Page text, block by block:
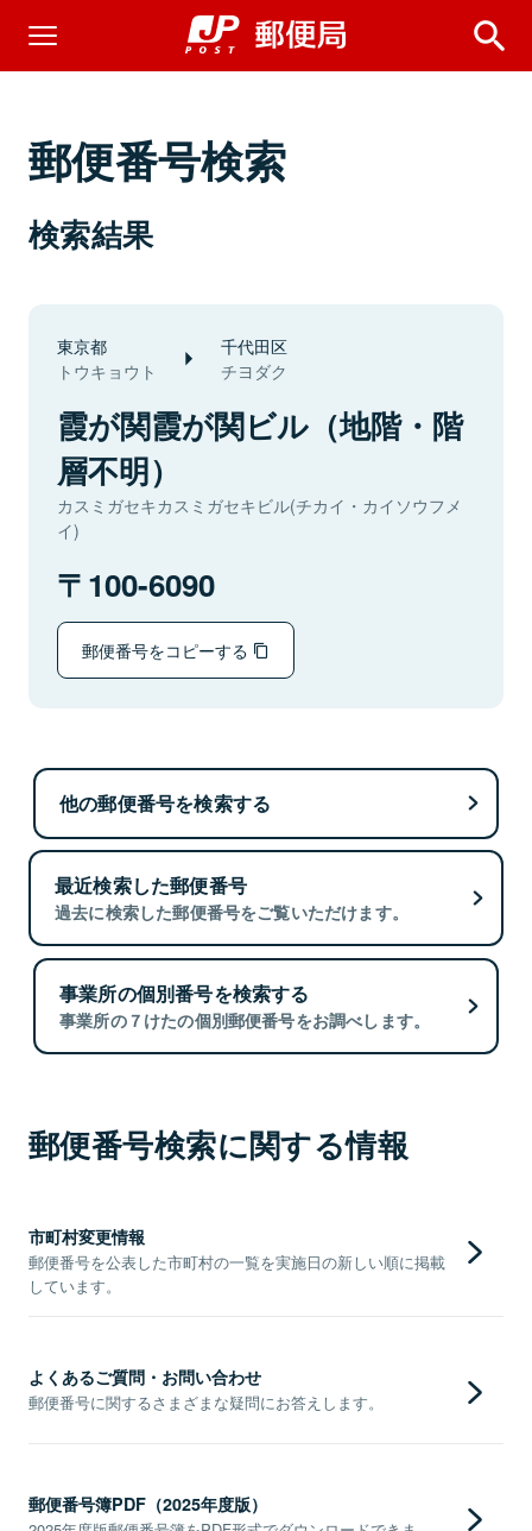
郵便番号検索
検索結果
東京都
トウキョウト
千代田区
チヨダク
霞が関霞が関ビル（地階・階
層不明）
カスミガセキカスミガセキビル(チカイ・カイソウフメ
イ)
100-6090
郵便番号をコピーする
他の郵便番号を検索する
最近検索した郵便番号
過去に検索した郵便番号をご覧いただけます。
事業所の個別番号を検索する
事業所の７けたの個別郵便番号をお調べします。
郵便番号検索に関する情報
市町村変更情報
郵便番号を公表した市町村の一覧を実施日の新しい順に掲載
しています。
よくあるご質問・お問い合わせ
郵便番号に関するさまざまな疑問にお答えします。
郵便番号簿PDF（2025年度版）